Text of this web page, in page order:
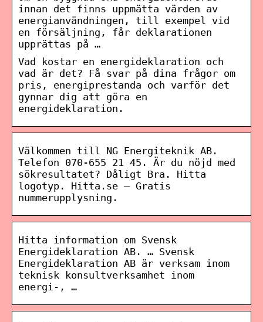
innan det finns uppmätta värden av
energianvändningen, till exempel vid
en försäljning, får deklarationen
upprättas på …
Vad kostar en energideklaration och
vad är det? Få svar på dina frågor om
pris, energiprestanda och varför det
gynnar dig att göra en
energideklaration.
Välkommen till NG Energiteknik AB.
Telefon 070-655 21 45. Är du nöjd med
sökresultatet? Dåligt Bra. Hitta
logotyp. Hitta.se – Gratis
nummerupplysning.
Hitta information om Svensk
Energideklaration AB. … Svensk
Energideklaration AB är verksam inom
teknisk konsultverksamhet inom
energi-, …